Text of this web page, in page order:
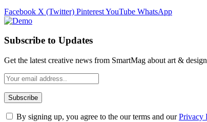
Facebook X (Twitter) PinterestYouTube WhatsApp
Subscribe to Updates
Get the latest creative news from SmartMag about art &
By signing up, you agree to the our terms and ourPrivacy